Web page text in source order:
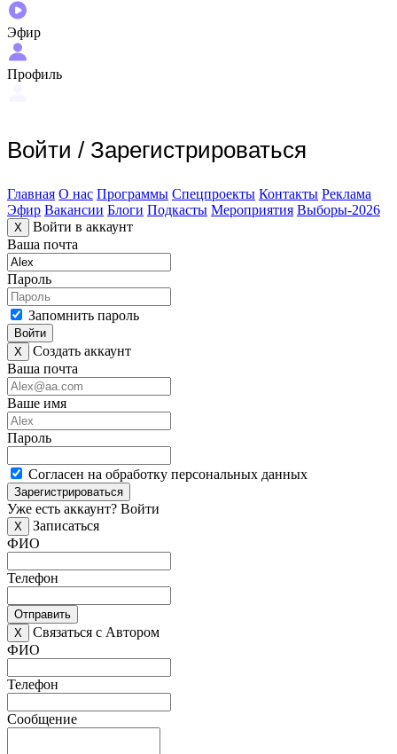
Эфир
Профиль
Войти / Зарегистрироваться
Главная О нас Программы Спецпроекты Контакты Реклама
Эфир Вакансии Блоги Подкасты Мероприятия Выборы-2026
X
Войти в аккаунт
Ваша почта
Пароль
Запомнить пароль
Войти
X
Создать аккаунт
Ваша почта
Ваше имя
Пароль
Согласен на обработку персональных данных
Зарегистрироваться
Уже есть аккаунт? Войти
X
Записаться
ФИО
Телефон
Отправить
X
Связаться с Автором
ФИО
Телефон
Сообщение